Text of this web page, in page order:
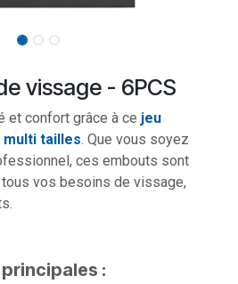
vissage - 6PCS
et confort grâce à ce jeu
multi tailles. Que vous soyez
ces embouts sont
vos besoins de vissage,
: